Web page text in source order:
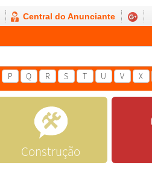
Central do Anunciante
P Q R S T U V X
Construção